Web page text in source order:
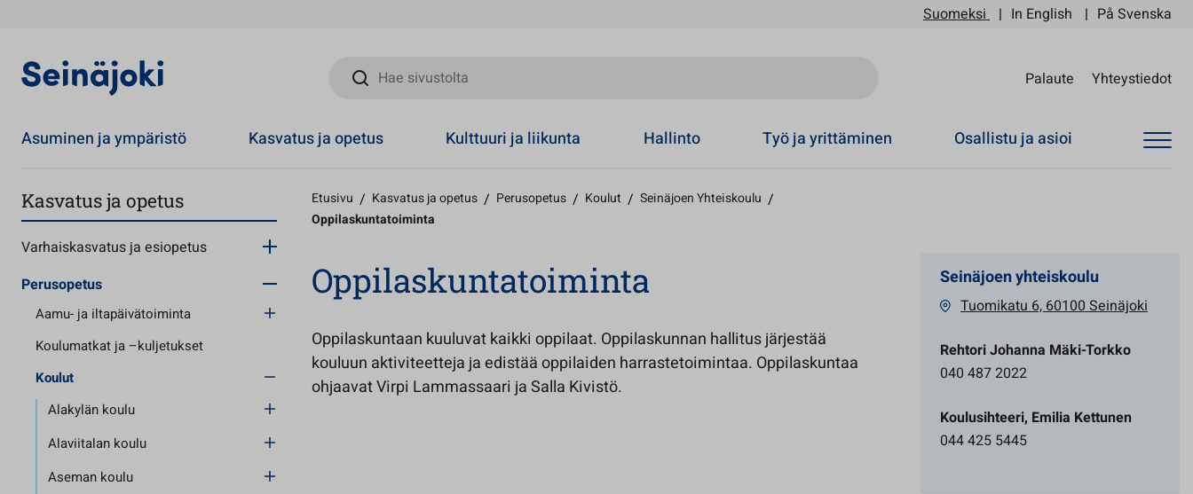
Suomeksi In English På Svenska
Hae sivustolta
Palaute Yhteystiedot
Asuminen ja ympäristö Kasvatus ja opetus Kulttuuri ja liikunta Hallinto Työ ja yrittäminen Osallistu ja asioi
Kasvatus ja opetus
Varhaiskasvatus ja esiopetus
Perusopetus
Aamu- ja iltapäivätoiminta
Koulumatkat ja –kuljetukset
Koulut
Alakylän koulu
Alaviitalan koulu
Aseman koulu
Etusivu / Kasvatus ja opetus / Perusopetus / Koulut / Seinäjoen Yhteiskoulu /
Oppilaskuntatoiminta
Oppilaskuntatoiminta
Oppilaskuntaan kuuluvat kaikki oppilaat. Oppilaskunnan hallitus järjestää
kouluun aktiviteetteja ja edistää oppilaiden harrastetoimintaa. Oppilaskuntaa
ohjaavat Virpi Lammassaari ja Salla Kivistö.
Seinäjoen yhteiskoulu
Tuomikatu 6, 60100 Seinäjoki
Rehtori Johanna Mäki-Torkko
040 487 2022
Koulusihteeri, Emilia Kettunen
044 425 5445